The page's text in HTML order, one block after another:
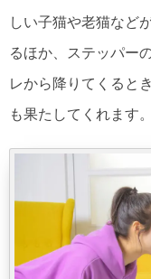
しい子猫や老猫など
るほか、ステッパー
レから降りてくると
も果たしてくれます。